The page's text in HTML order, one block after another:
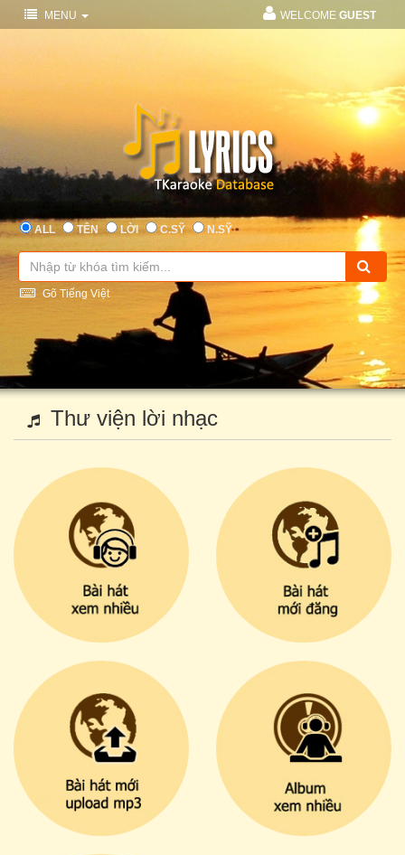
MENU WELCOME GUEST
ALL TÊN LỜI C.SỸ N.SỸ
Gõ Tiếng Việt
Thư viện lời nhạc